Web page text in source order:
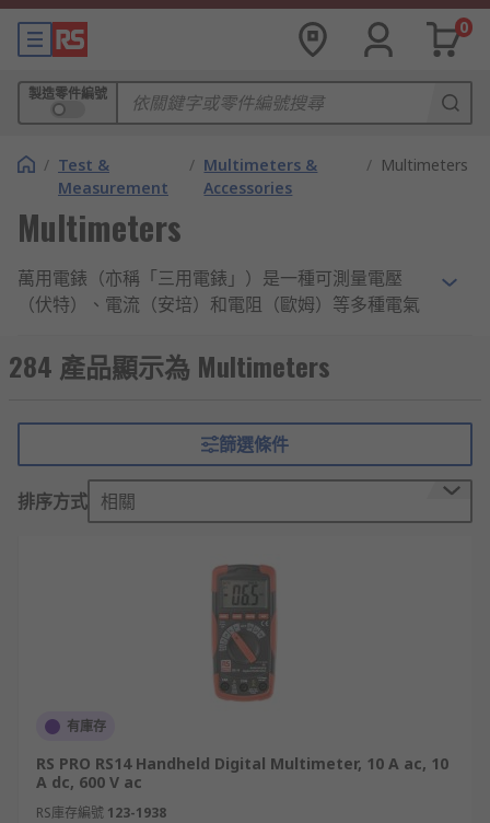
0
製造零件編號
/ Test &
Measurement
/ Multimeters &
Accessories
/ Multimeters
Multimeters
萬用電錶（亦稱「三用電錶」）是一種可測量電壓
（伏特）、電流（安培）和電阻（歐姆）等多種電氣
常，從而確保電路供應安全，是電工專員的必備工具
之一。
萬用電錶的種類
萬用電錶一般會根據其運作原理和操作方式而衍生出
不同的種類，以下是較為常見的幾款：
指針式萬用電錶（模擬電錶）：一般透過指針
和刻度盤來顯示測量結果，操作簡單，但功能
（DMM）：又可分為
桌上型和夾鉗式等多種種類，適用於各種有特
工作坊和實驗室中使用；它的性能和功能較為
齊全，可勝任各種測試和維修等專業工作。
284 產品顯示為 Multimeters
篩選條件
排序方式 相關
有庫存
RS PRO RS14 Handheld Digital Multimeter, 10 A ac, 10
A dc, 600 V ac
RS庫存編號 123-1938